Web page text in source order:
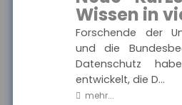
Wissen in
Forschende der
und die
Datenschutz
entwickelt, die D...
mehr...
Ausgewählte Produkte
Die
-
wichtigen
und
der